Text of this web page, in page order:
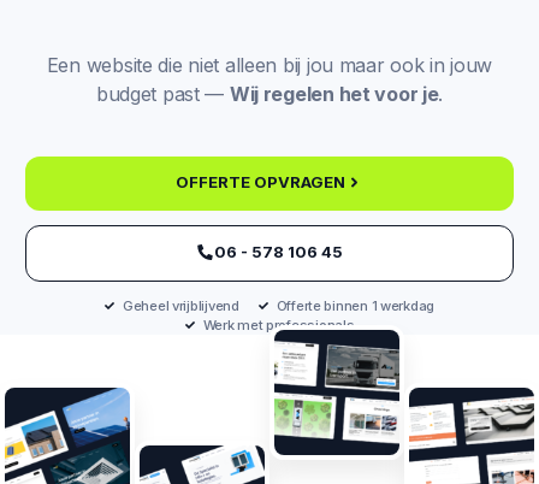
Een website die niet alleen bij jou maar ook in jouw
budget past — Wij regelen het voor je.
OFFERTE OPVRAGEN
‪06 - 578 106 45‬
Geheel vrijblijvend
Offerte binnen 1 werkdag
Werk met professionals